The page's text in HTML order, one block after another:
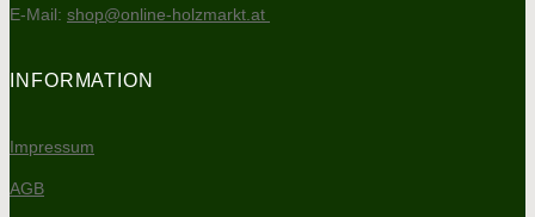
E-Mail: shop@online-holzmarkt.at
INFORMATION
Impressum
AGB